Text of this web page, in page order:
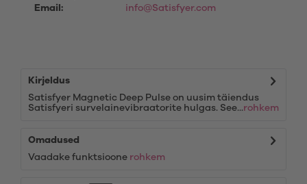
Email:
info@Satisfyer.com
Kirjeldus
Satisfyer Magnetic Deep Pulse on uusim täiendus
Satisfyeri survelainevibraatorite hulgas. See...rohkem
Omadused
Vaadake funktsioone rohkem